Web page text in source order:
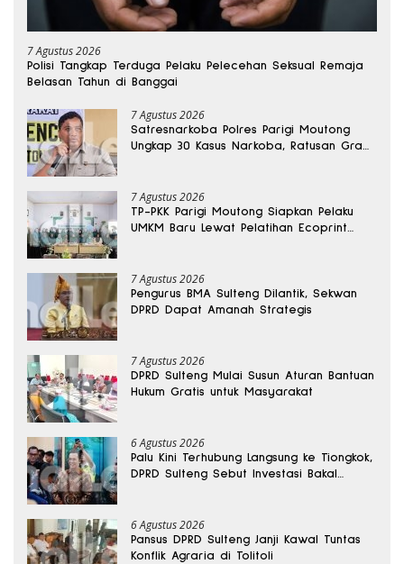
7 Agustus 2026
Polisi Tangkap Terduga Pelaku Pelecehan Seksual Remaja
Belasan Tahun di Banggai
7 Agustus 2026
Satresnarkoba Polres Parigi Moutong
Ungkap 30 Kasus Narkoba, Ratusan Gram
7 Agustus 2026
TP-PKK Parigi Moutong Siapkan Pelaku
UMKM Baru Lewat Pelatihan Ecoprint
7 Agustus 2026
Pengurus BMA Sulteng Dilantik, Sekwan
DPRD Dapat Amanah Strategis
7 Agustus 2026
DPRD Sulteng Mulai Susun Aturan Bantuan
Hukum Gratis untuk Masyarakat
6 Agustus 2026
Palu Kini Terhubung Langsung ke Tiongkok,
DPRD Sulteng Sebut Investasi Bakal
6 Agustus 2026
Pansus DPRD Sulteng Janji Kawal Tuntas
Konflik Agraria di Tolitoli